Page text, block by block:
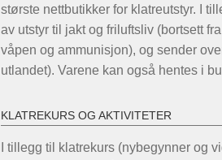
største nettbutikker for klatreutstyr. I
av utstyr til jakt og friluftsliv (bortsett
våpen og ammunisjon), og sender
utlandet). Varene kan også hentes i
KLATREKURS OG AKTIVITETER
I tillegg til klatrekurs (nybegynner og